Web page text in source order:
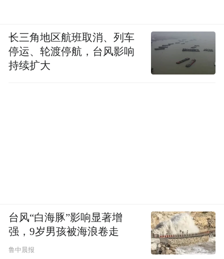
长三角地区航班取消、列车
停运、轮渡停航，台风影响
持续扩大
台风“白海豚”影响显著增
强，9岁男孩被海浪卷走
鲁中晨报